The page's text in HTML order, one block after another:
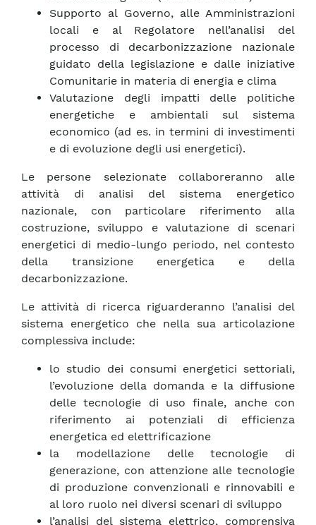
Supporto al Governo, alle Amministrazioni
locali e al Regolatore nell’analisi del
processo di decarbonizzazione nazionale
guidato della legislazione e dalle iniziative
Comunitarie in materia di energia e clima
Valutazione degli impatti delle politiche
energetiche e ambientali sul sistema
economico (ad es. in termini di investimenti
e di evoluzione degli usi energetici).
Le persone selezionate collaboreranno alle
attività di analisi del sistema energetico
nazionale, con particolare riferimento alla
costruzione, sviluppo e valutazione di scenari
energetici di medio-lungo periodo, nel contesto
della transizione energetica e della
decarbonizzazione.
Le attività di ricerca riguarderanno l’analisi del
sistema energetico che nella sua articolazione
complessiva include:
lo studio dei consumi energetici settoriali,
l’evoluzione della domanda e la diffusione
delle tecnologie di uso finale, anche con
riferimento ai potenziali di efficienza
energetica ed elettrificazione
la modellazione delle tecnologie di
generazione, con attenzione alle tecnologie
di produzione convenzionali e rinnovabili e
al loro ruolo nei diversi scenari di sviluppo
l’analisi del sistema elettrico, comprensiva